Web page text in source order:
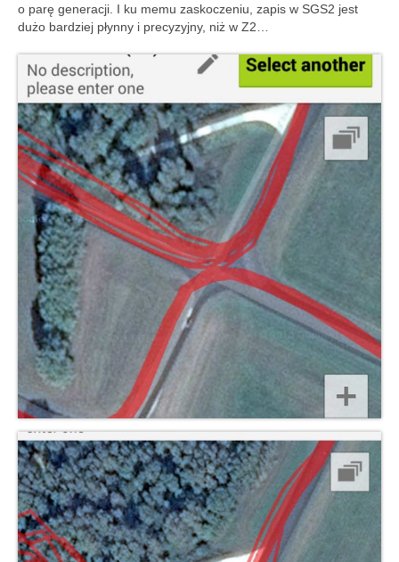
o parę generacji. I ku memu zaskoczeniu, zapis w SGS2 jest
dużo bardziej płynny i precyzyjny, niż w Z2…